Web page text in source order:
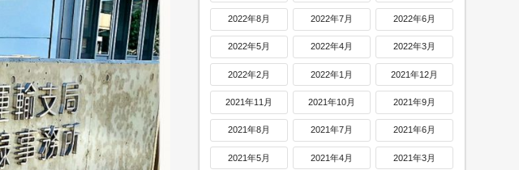
2022年8月 2022年7月 2022年6月
2022年5月 2022年4月 2022年3月
2022年2月 2022年1月 2021年12月
2021年11月 2021年10月 2021年9月
2021年8月 2021年7月 2021年6月
2021年5月 2021年4月 2021年3月